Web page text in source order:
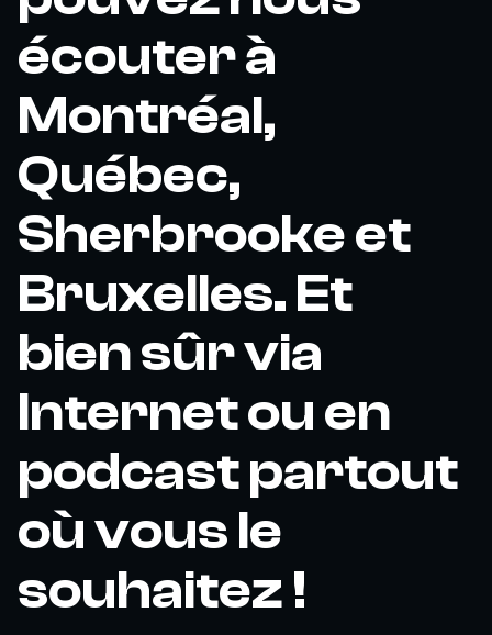
écouter à
Montréal,
Québec,
Sherbrooke et
Bruxelles. Et
bien sûr via
Internet ou en
podcast partout
où vous le
souhaitez !